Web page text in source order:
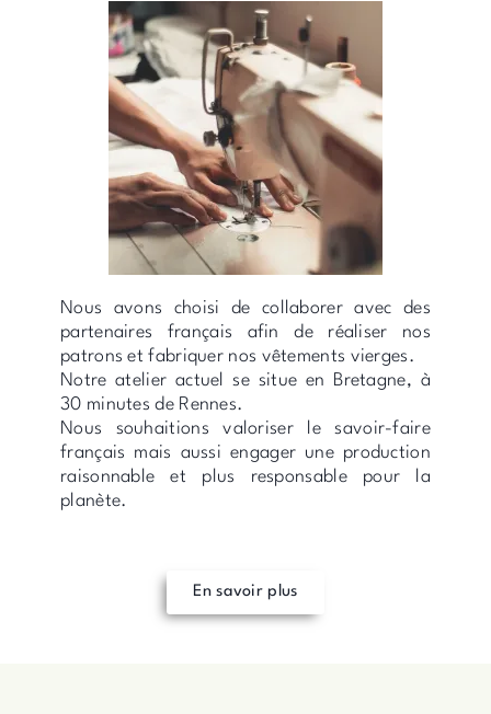
Nous avons choisi de collaborer avec des
partenaires français afin de réaliser nos
patrons et fabriquer nos vêtements vierges.
Notre atelier actuel se situe en Bretagne, à
30 minutes de Rennes.
Nous souhaitions valoriser le savoir-faire
français mais aussi engager une production
raisonnable et plus responsable pour la
planète.
En savoir plus